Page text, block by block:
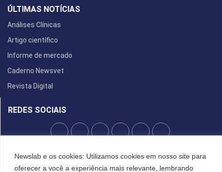
Newslab e os cookies: Utilizamos cookies em nosso site para
oferecer a você a experiência mais relevante, lembrando
ÚLTIMAS NOTÍCIAS
Análises Clínicas
Artigo científico
Informe de mercado
Caderno Newsvet
Revista Digital
REDES SOCIAIS
POLÍTICA DE PRIVACIDADE